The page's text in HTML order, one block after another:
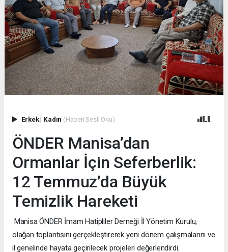
Erkek| Kadın (Haberi Sesli Oku)
ÖNDER Manisa’dan
Ormanlar İçin Seferberlik:
12 Temmuz’da Büyük
Temizlik Hareketi
Manisa ÖNDER İmam Hatipliler Derneği İl Yönetim Kurulu,
olağan toplantısını gerçekleştirerek yeni dönem çalışmalarını ve
il genelinde hayata geçirilecek projeleri değerlendirdi.